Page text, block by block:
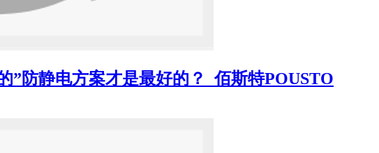
”防静电方案才是最好的？_佰斯特POUSTO